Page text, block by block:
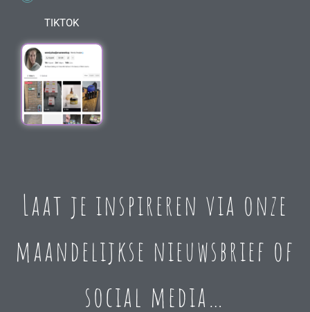
TIKTOK
Laat je inspireren via onze
maandelijkse nieuwsbrief of
social media…